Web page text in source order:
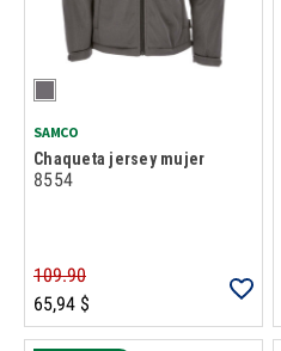
SAMCO
Chaqueta jersey mujer
8554
109.90
65,94 $